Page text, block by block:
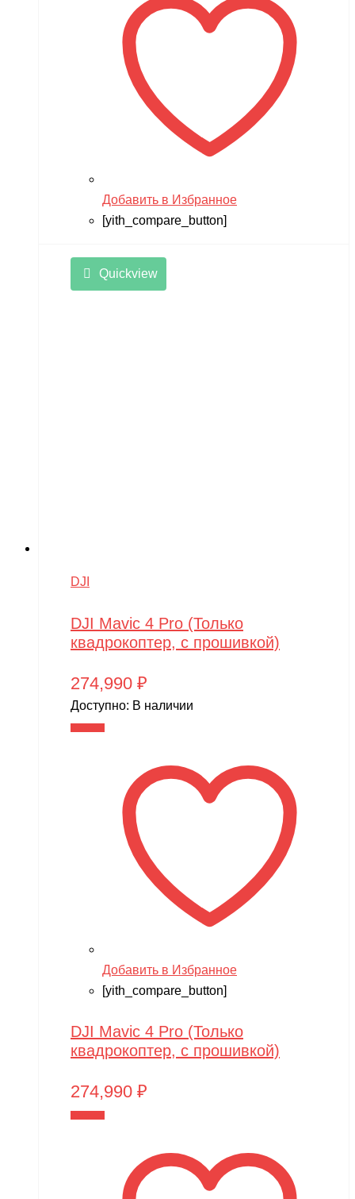
Добавить в Избранное
[yith_compare_button]
Quickview
DJI
DJI Mavic 4 Pro (Только
квадрокоптер, с прошивкой)
274,990 ₽
Доступно: В наличии
Добавить в Избранное
[yith_compare_button]
DJI Mavic 4 Pro (Только
квадрокоптер, с прошивкой)
274,990 ₽